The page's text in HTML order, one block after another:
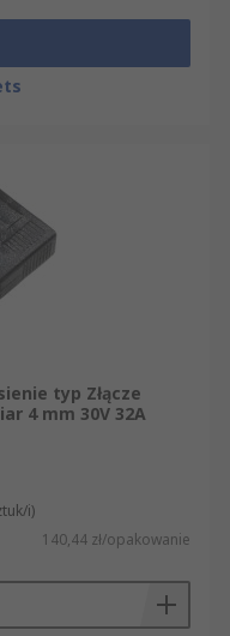
typ Złącze
4 mm 30V 32A
i)
140,44 zł/opakowanie